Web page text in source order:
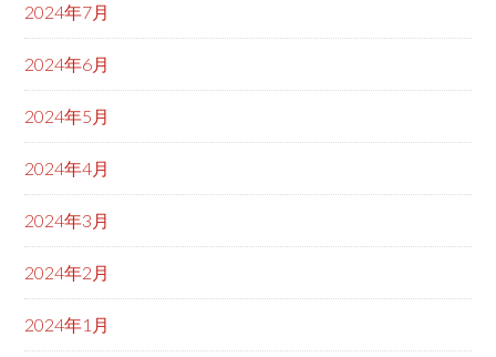
2024年7月
2024年6月
2024年5月
2024年4月
2024年3月
2024年2月
2024年1月